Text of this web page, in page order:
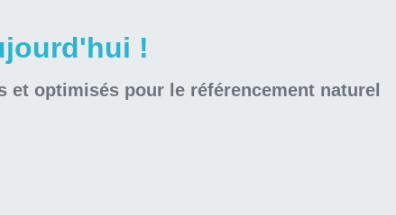
!
optimisés pour le référencement naturel